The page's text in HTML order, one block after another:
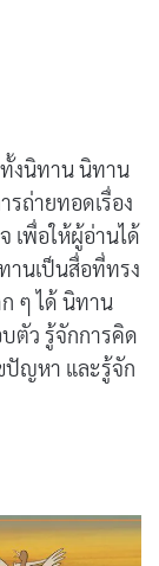
& the Jewel)
Ants & the
Boys & the
งความเดือด
ทั้งนิทาน นิทาน
ถ่ายทอดเรื่อง
เพื่อให้ผู้อ่านได้
านเป็นสื่อที่ทรง
ๆ ได้ นิทาน
บตัว รู้จักการคิด
ปัญหา และรู้จัก